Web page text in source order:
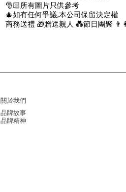
🎅🏻所有圖片只供參考
🎄如有任何爭議,本公司保留決定權
商務送禮 🎁贈送親人 💑節日團聚
關於我們
品牌故事
品牌精神